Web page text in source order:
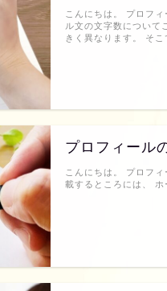
こんにちは。 プロフ
ル文の文字数について
きく異なります。 そこ
プロフィール
こんにちは。 プロフ
載するところには、